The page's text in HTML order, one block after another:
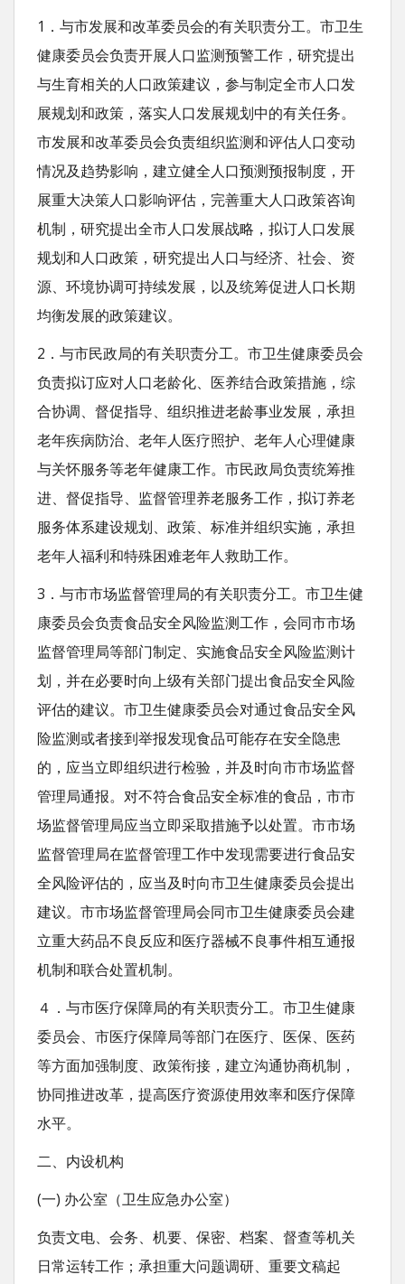
1．与市发展和改革委员会的有关职责分工。市卫生
健康委员会负责开展人口监测预警工作，研究提出
与生育相关的人口政策建议，参与制定全市人口发
展规划和政策，落实人口发展规划中的有关任务。
市发展和改革委员会负责组织监测和评估人口变动
情况及趋势影响，建立健全人口预测预报制度，开
展重大决策人口影响评估，完善重大人口政策咨询
机制，研究提出全市人口发展战略，拟订人口发展
规划和人口政策，研究提出人口与经济、社会、资
源、环境协调可持续发展，以及统筹促进人口长期
均衡发展的政策建议。
2．与市民政局的有关职责分工。市卫生健康委员会
负责拟订应对人口老龄化、医养结合政策措施，综
合协调、督促指导、组织推进老龄事业发展，承担
老年疾病防治、老年人医疗照护、老年人心理健康
与关怀服务等老年健康工作。市民政局负责统筹推
进、督促指导、监督管理养老服务工作，拟订养老
服务体系建设规划、政策、标准并组织实施，承担
老年人福利和特殊困难老年人救助工作。
3．与市市场监督管理局的有关职责分工。市卫生健
康委员会负责食品安全风险监测工作，会同市市场
监督管理局等部门制定、实施食品安全风险监测计
划，并在必要时向上级有关部门提出食品安全风险
评估的建议。市卫生健康委员会对通过食品安全风
险监测或者接到举报发现食品可能存在安全隐患
的，应当立即组织进行检验，并及时向市市场监督
管理局通报。对不符合食品安全标准的食品，市市
场监督管理局应当立即采取措施予以处置。市市场
监督管理局在监督管理工作中发现需要进行食品安
全风险评估的，应当及时向市卫生健康委员会提出
建议。市市场监督管理局会同市卫生健康委员会建
立重大药品不良反应和医疗器械不良事件相互通报
机制和联合处置机制。
４．与市医疗保障局的有关职责分工。市卫生健康
委员会、市医疗保障局等部门在医疗、医保、医药
等方面加强制度、政策衔接，建立沟通协商机制，
协同推进改革，提高医疗资源使用效率和医疗保障
水平。
二、内设机构
(一) 办公室（卫生应急办公室）
负责文电、会务、机要、保密、档案、督查等机关
日常运转工作；承担重大问题调研、重要文稿起